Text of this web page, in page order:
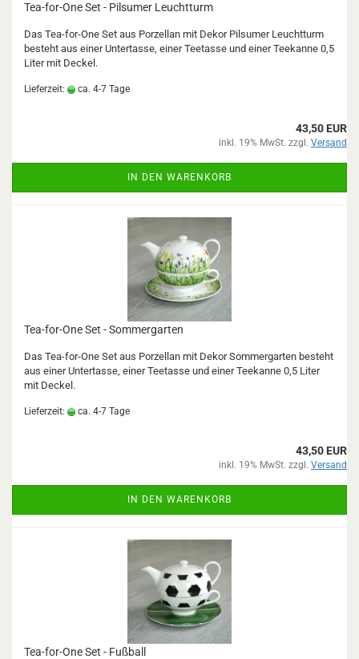
Tea-for-One Set - Pilsumer Leuchtturm
Das Tea-for-One Set aus Porzellan mit Dekor Pilsumer Leuchtturm
besteht aus einer Untertasse, einer Teetasse und einer Teekanne 0,5
Liter mit Deckel.
Lieferzeit: ca. 4-7 Tage
43,50 EUR
inkl. 19% MwSt. zzgl. Versand
IN DEN WARENKORB
Tea-for-One Set - Sommergarten
Das Tea-for-One Set aus Porzellan mit Dekor Sommergarten besteht
aus einer Untertasse, einer Teetasse und einer Teekanne 0,5 Liter
mit Deckel.
Lieferzeit: ca. 4-7 Tage
43,50 EUR
inkl. 19% MwSt. zzgl. Versand
IN DEN WARENKORB
Tea-for-One Set - Fußball